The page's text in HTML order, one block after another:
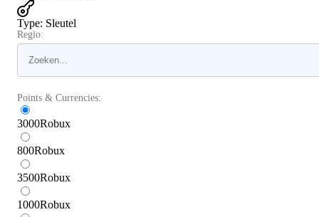
Type: Sleutel
Regio:
Points & Currencies:
3000Robux
800Robux
3500Robux
1000Robux